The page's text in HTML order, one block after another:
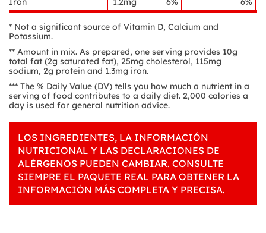
* Not a significant source of Vitamin D, Calcium and
Potassium.
** Amount in mix. As prepared, one serving provides 10g
total fat (2g saturated fat), 25mg cholesterol, 115mg
sodium, 2g protein and 1.3mg iron.
*** The % Daily Value (DV) tells you how much a nutrient in a
serving of food contributes to a daily diet. 2,000 calories a
day is used for general nutrition advice.
LOS INGREDIENTES, LA INFORMACIÓN
NUTRICIONAL Y LAS DECLARACIONES DE
ALÉRGENOS PUEDEN CAMBIAR. CONSULTE
SIEMPRE EL PAQUETE REAL PARA OBTENER LA
INFORMACIÓN MÁS COMPLETA Y PRECISA.